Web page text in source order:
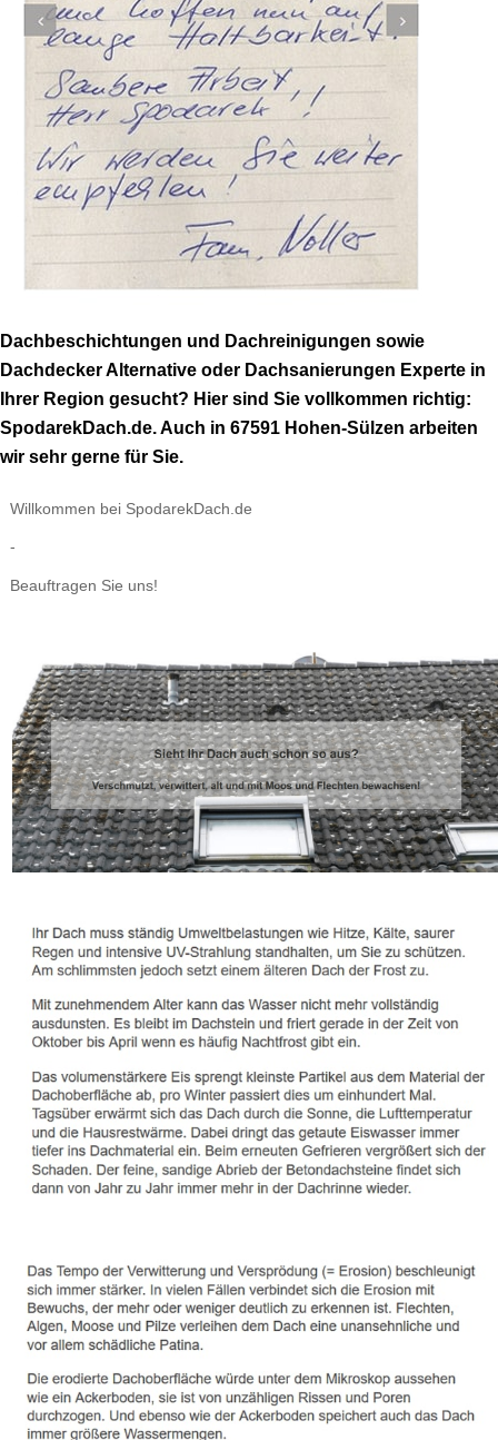
Dachbeschichtungen und Dachreinigungen sowie
Dachdecker Alternative oder Dachsanierungen Experte in
Ihrer Region gesucht? Hier sind Sie vollkommen richtig:
SpodarekDach.de. Auch in 67591 Hohen-Sülzen arbeiten
wir sehr gerne für Sie.
Willkommen bei SpodarekDach.de
-
Beauftragen Sie uns!